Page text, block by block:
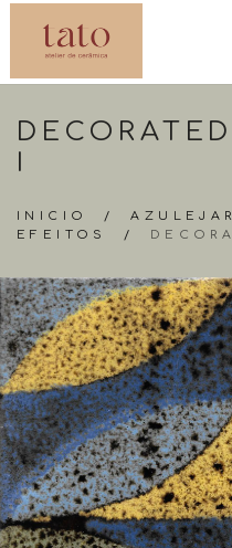
I
INICIO /
EFEITOS
/